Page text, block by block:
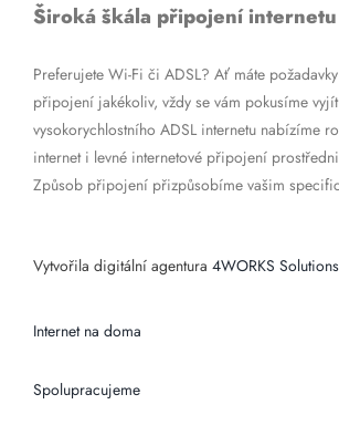
Široká škála připojení internetu
Preferujete Wi-Fi či ADSL? Ať máte
připojení jakékoliv, vždy se vám pokusíme
vysokorychlostního ADSL internetu nabízíme
internet i levné internetové připojení
Způsob připojení přizpůsobíme vašim
Vytvořila digitální agentura 4WORKS
Internet na doma
Spolupracujeme